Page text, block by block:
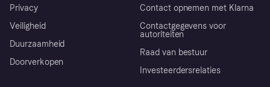
Privacy
Veiligheid
Duurzaamheid
Doorverkopen
Contact opnemen met Klarna
Contactgegevens voor
autoriteiten
Raad van bestuur
Investeerdersrelaties